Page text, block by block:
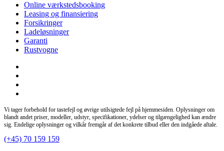
Online værkstedsbooking
Leasing og finansiering
Forsikringer
Ladeløsninger
Garanti
Rustvogne
Vi tager forbehold for tastefejl og øvrige utilsigtede fejl på hjemmesiden. Oplysninger om
blandt andet priser, modeller, udstyr, specifikationer, ydelser og tilgængelighed kan ændre
sig. Endelige oplysninger og vilkår fremgår af det konkrete tilbud eller den indgåede aftale.
(+45) 70 159 159